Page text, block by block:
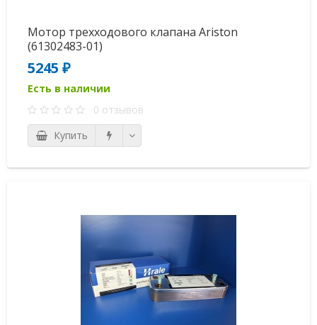
Мотор трехходового клапана Ariston
(61302483-01)
5245 ₽
Есть в наличии
0 отзывов
Купить